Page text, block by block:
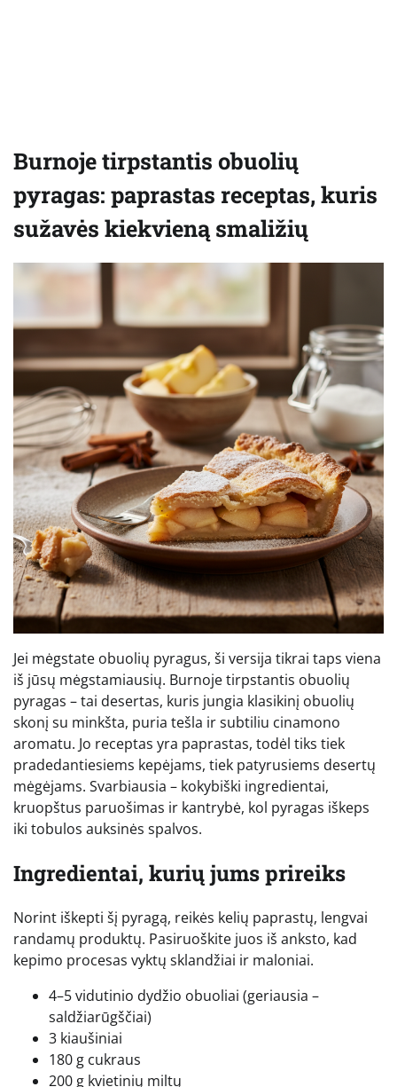
Burnoje tirpstantis obuolių
pyragas: paprastas receptas, kuris
sužavės kiekvieną smaližių
Jei mėgstate obuolių pyragus, ši versija tikrai taps viena
iš jūsų mėgstamiausių. Burnoje tirpstantis obuolių
pyragas – tai desertas, kuris jungia klasikinį obuolių
skonį su minkšta, puria tešla ir subtiliu cinamono
aromatu. Jo receptas yra paprastas, todėl tiks tiek
pradedantiesiems kepėjams, tiek patyrusiems desertų
mėgėjams. Svarbiausia – kokybiški ingredientai,
kruopštus paruošimas ir kantrybė, kol pyragas iškeps
iki tobulos auksinės spalvos.
Ingredientai, kurių jums prireiks
Norint iškepti šį pyragą, reikės kelių paprastų, lengvai
randamų produktų. Pasiruoškite juos iš anksto, kad
kepimo procesas vyktų sklandžiai ir maloniai.
4–5 vidutinio dydžio obuoliai (geriausia –
saldžiarūgščiai)
3 kiaušiniai
180 g cukraus
200 g kvietinių miltų